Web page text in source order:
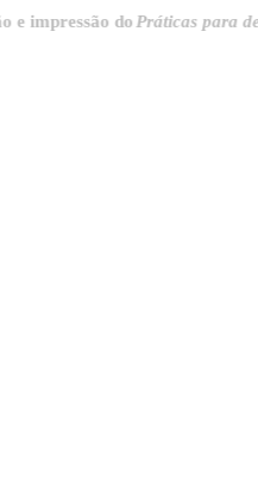
doPráticas para